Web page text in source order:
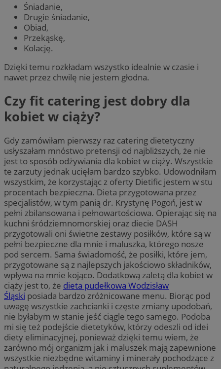
Śniadanie,
Drugie śniadanie,
Obiad,
Przekąskę,
Kolację.
Dzięki temu rozkładam wszystko idealnie w czasie i
nawet przez chwilę nie jestem głodna.
Czy fit catering jest dobry dla
kobiet w ciąży?
Gdy zamówiłam pierwszy raz catering dietetyczny
usłyszałam mnóstwo pretensji od najbliższych, że nie
jest to sposób odżywiania dla kobiet w ciąży. Wszystkie
te zarzuty jednak ucięłam bardzo szybko. Udowodniłam
wszystkim, że korzystając z oferty Dietific jestem w stu
procentach bezpieczna. Dieta przygotowana przez
specjalistów, w tym panią dr. Krystynę Pogoń, jest w
pełni zbilansowana i pełnowartościowa. Opierając się na
kuchni śródziemnomorskiej oraz diecie DASH
przygotowali oni świetne zestawy posiłków, które są w
pełni bezpieczne dla mnie i maluszka, którego nosze
pod sercem. Sama świadomość, że posiłki, które jem,
przygotowane są z najlepszych jakościowo składników,
wpływa na mnie kojąco. Dodatkową zaletą dla kobiet w
ciąży jest to, że dieta pudełkowa Wodzisław
Śląski posiada bardzo zróżnicowane menu. Biorąc pod
uwagę wszystkie zachcianki i częste zmiany upodobań,
nie byłabym w stanie jeść ciągle tego samego. Podoba
mi się też podejście dietetyków, którzy odeszli od idei
diety eliminacyjnej, ponieważ dzięki temu wiem, że
zarówno mój organizm jak i maluszek mają zapewnione
wszystkie niezbędne witaminy i minerały pochodzące z